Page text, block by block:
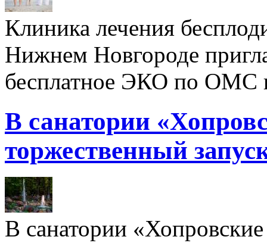
Клиника лечения
Нижнем Новгороде
бесплатное ЭКО по ОМС
В санатории
торжественный
В санатории «Хопровские